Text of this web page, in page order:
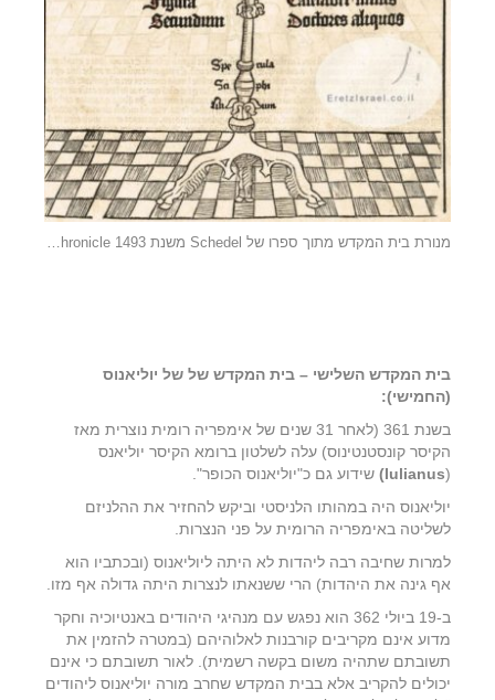
בית המקדש השלישי – בית המקדש של של יוליאנוס
(החמישי):
בשנת 361 (לאחר 31 שנים של אימפריה רומית נוצרית מאז
הקיסר קונסטנטינוס) עלה לשלטון ברומא הקיסר יוליאנס
(
Iulianus)
שידוע גם כ"יוליאנוס הכופר".
יוליאנוס היה במהותו הלניסטי וביקש להחזיר את ההלניזם
לשליטה באימפריה הרומית על פני הנצרות.
למרות שחיבה רבה ליהדות לא היתה ליוליאנוס (ובכתביו הוא
אף גינה את היהדות) הרי ששנאתו לנצרות היתה גדולה אף מזו.
ב-19 ביולי 362 הוא נפגש עם מנהיגי היהודים באנטיוכיה וחקר
מדוע אינם מקריבים קורבנות לאלוהיהם (במטרה להזמין את
תשובתם שתהיה משום בקשה רשמית). לאור תשובתם כי אינם
יכולים להקריב אלא בבית המקדש שחרב מורה יוליאנוס ליהודים